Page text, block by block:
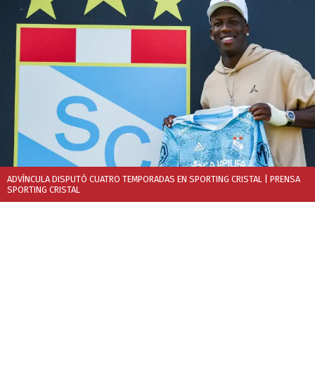
ADVÍNCULA DISPUTÓ CUATRO TEMPORADAS EN SPORTING CRISTAL | PRENSA
SPORTING CRISTAL